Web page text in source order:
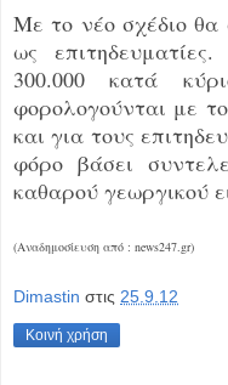
Με το νέο σχέδιο θα
ως
300.000 κατά
φορολογούνται με
και για τους
φόρο βάσει
καθαρού γεωργικού
(Αναδημοσίευση από : news247.gr)
Dimastin στις 25.9.12
Κοινή χρήση